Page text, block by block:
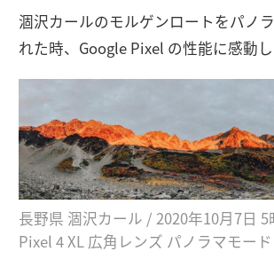
涸沢カールのモルゲンロートをパノ
れた時、Google Pixel の性能に感動し
長野県 涸沢カール / 2020年10月7日
Pixel 4 XL 広角レンズ パノラマモード